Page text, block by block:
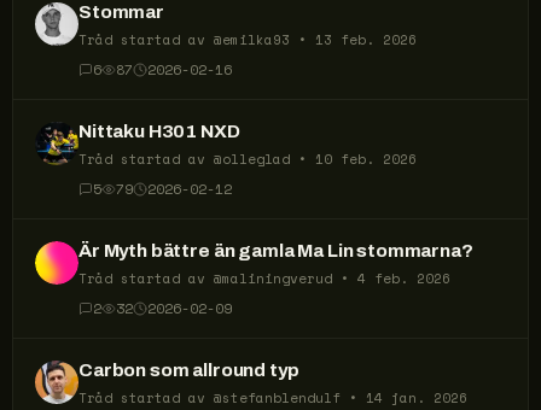
Stommar
Tråd startad av @emilka93 • 13 feb. 2026
6 87 2026-02-16
Nittaku H301 NXD
Tråd startad av @olleglad • 10 feb. 2026
5 79 2026-02-12
Är Myth bättre än gamla Ma Lin stommarna?
Tråd startad av @maliningverud • 4 feb. 2026
2 32 2026-02-09
Carbon som allround typ
Tråd startad av @stefanblendulf • 14 jan. 2026